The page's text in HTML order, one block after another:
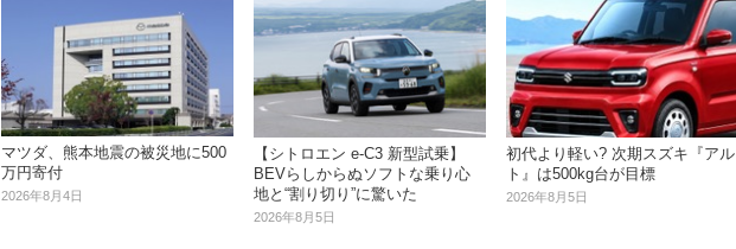
マツダ、熊本地震の被災地に500
万円寄付
2026年8月4日
【シトロエン e-C3 新型試乗】
BEVらしからぬソフトな乗り心
地と“割り切り”に驚いた
2026年8月5日
初代より軽い? 次期スズキ『アル
ト』は500kg台が目標
2026年8月5日